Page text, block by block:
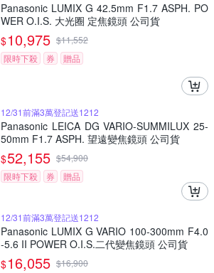
Panasonic LUMIX G 42.5mm F1.7 ASPH. PO
WER O.I.S. 大光圈 定焦鏡頭 公司貨
$10,975 $11,552
限時下殺
券 贈品
12/31前滿3萬登記送1212
Panasonic LEICA DG VARIO-SUMMILUX 25-
50mm F1.7 ASPH. 望遠變焦鏡頭 公司貨
$52,155 $54,900
限時下殺
券 贈品
12/31前滿3萬登記送1212
Panasonic LUMIX G VARIO 100-300mm F4.0
-5.6 II POWER O.I.S.二代變焦鏡頭 公司貨
$16,055 $16,900